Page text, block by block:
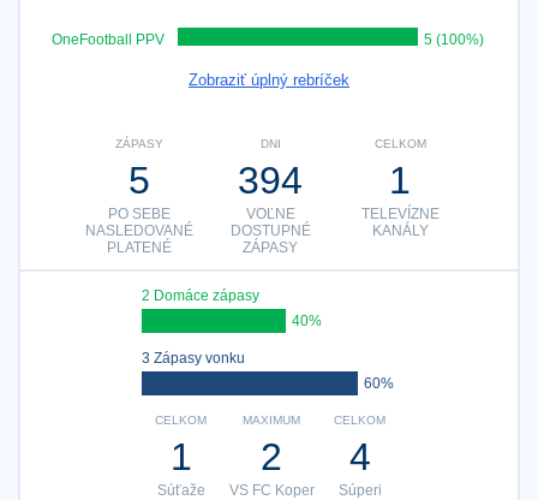
OneFootball PPV 5 (100%)
Zobraziť úplný rebríček
CELKOM
1
TELEVÍZNE
KANÁLY
DNI
394
VOĽNE
DOSTUPNÉ
ZÁPASY
ZÁPASY
5
PO SEBE
NASLEDOVANÉ
PLATENÉ
2 Domáce zápasy
40%
3 Zápasy vonku
60%
CELKOM
4
Súperi
MAXIMUM
2
VS FC Koper
CELKOM
1
Súťaže